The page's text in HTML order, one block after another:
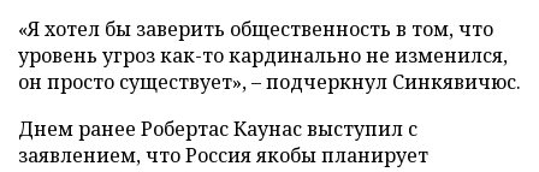
«Я хотел бы заверить общественность в том, что
уровень угроз как-то кардинально не изменился,
он просто существует», – подчеркнул Синкявичюс.
Днем ранее Робертас Каунас выступил с
заявлением, что Россия якобы планирует